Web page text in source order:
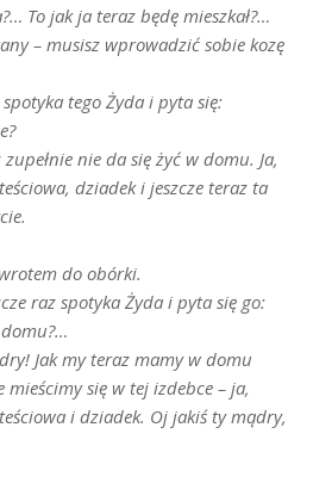
To jak ja teraz będę mieszkał?…
– musisz wprowadzić sobie kozę
tego Żyda i pyta się:
nie da się żyć w domu. Ja,
dziadek i jeszcze teraz ta
do obórki.
raz spotyka Żyda i pyta się go:
Jak my teraz mamy w domu
się w tej izdebce – ja,
i dziadek. Oj jakiś ty mądry,